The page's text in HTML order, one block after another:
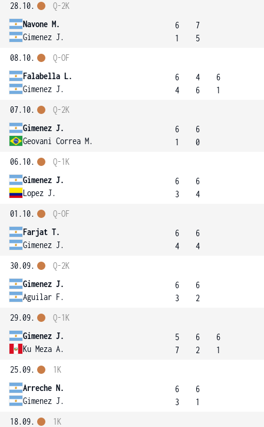
28.10.
Navone M.
Gimenez J.
Q-2K
6
1
7
5
08.10.
Falabella L.
Gimenez J.
Q-OF
6
4
4
6
6
1
07.10.
Gimenez J.
Geovani Correa M.
Q-2K
6
1
6
0
06.10.
Gimenez J.
Lopez J.
Q-1K
6
3
6
4
01.10.
Farjat T.
Gimenez J.
Q-OF
6
4
6
4
30.09.
Gimenez J.
Aguilar F.
Q-2K
6
3
6
2
29.09.
Gimenez J.
Ku Meza A.
Q-1K
5
7
6
2
6
1
25.09.
Arreche N.
Gimenez J.
1K
6
3
6
1
18.09.
1K